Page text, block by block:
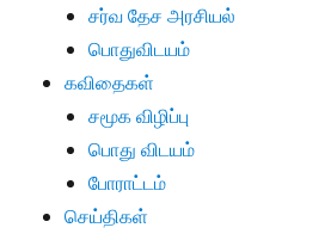
சர்வ தேச அரசியல்
பொதுவிடயம்
கவிதைகள்
சமூக விழிப்பு
பொது விடயம்
போராட்டம்
செய்திகள்